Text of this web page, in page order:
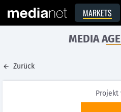
MARKETS
MEDIA
Zurück
Projekt